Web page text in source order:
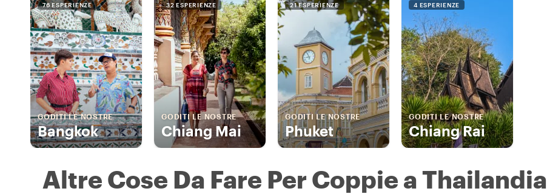
76 ESPERIENZE
GODITI LE NOSTRE
Bangkok
32 ESPERIENZE
GODITI LE NOSTRE
Chiang Mai
21 ESPERIENZE
GODITI LE NOSTRE
Phuket
4 ESPERIENZE
GODITI LE NOSTRE
Chiang Rai
Altre Cose Da Fare Per Coppie a Thailandia